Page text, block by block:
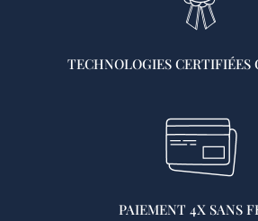
TECHNOLOGIES CERTIFIÉES
PAIEMENT 4X SANS